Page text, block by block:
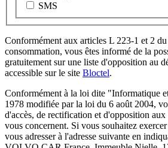
SMS
Conformément aux articles L 223-1 et 2
consommation, vous êtes informé de la
gratuitement sur une liste d'opposition au
accessible sur le site Bloctel.
Conformément à la loi dite "Informatique
1978 modifiée par la loi du 6 août 2004,
d'accès, de rectification et d'opposition aux
vous concernent. Si vous souhaitez
vous adresser à l'adresse suivante en